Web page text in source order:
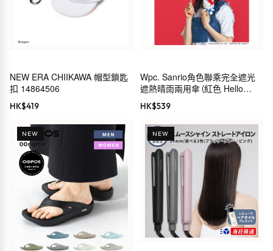
NEW ERA CHIIKAWA 帽型鎖匙
扣 14864506
HK$419
Wpc. Sanrio角色聯乘完全遮光
遮熱晴雨兩用傘（紅色 Hello
Kitty）
HK$539
NEW NEW